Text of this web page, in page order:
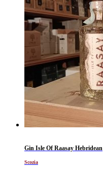
Gin Isle Of Raasay Hebridean
Scozia